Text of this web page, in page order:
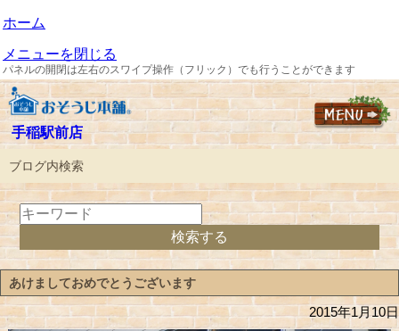
ホーム
メニューを閉じる
パネルの開閉は左右のスワイプ操作（フリック）でも行うことができます
手稲駅前店
ブログ内検索
あけましておめでとうございます
2015年1月10日